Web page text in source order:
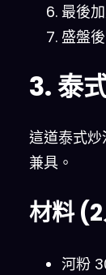
最後
盛盤
3. 泰
這道泰式
兼具。
材料
河粉